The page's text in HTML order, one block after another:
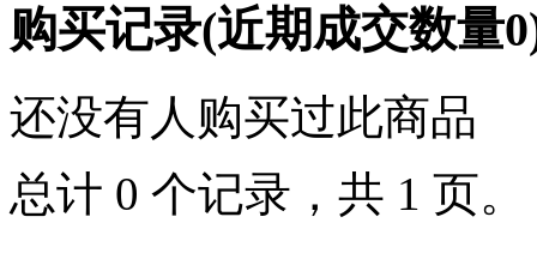
购买记录(近期成交数量0
还没有人购买过此商品
总计 0 个记录，共 1 页。